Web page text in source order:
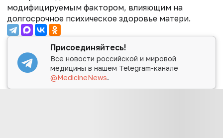
модифицируемым фактором, влияющим на
долгосрочное психическое здоровье матери.
Присоединяйтесь!
Все новости российской и мировой
медицины в нашем Telegram-канале
@MedicineNews.